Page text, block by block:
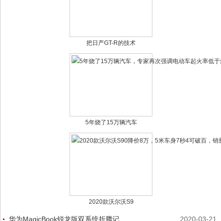
把日产GT-R的技术
5年烧了15万辆汽车
2020款沃尔沃S9
2020-03-21
华为MagicBook锐龙版双系统折腾记